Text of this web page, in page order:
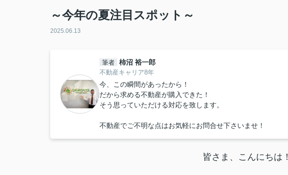
～今年の夏注目スポット～
2025.06.13
筆者 柿沼 裕一郎
不動産キャリア8年
今、この瞬間があったから！
だから求める不動産が購入できた！
そう思っていただける対応を致します。
不動産でご不明な点はお気軽にお問合せ下さいませ！
皆さま、こんにちは！